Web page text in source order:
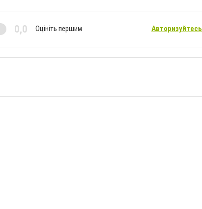
0,0 Оцініть першим Авторизуйтесь